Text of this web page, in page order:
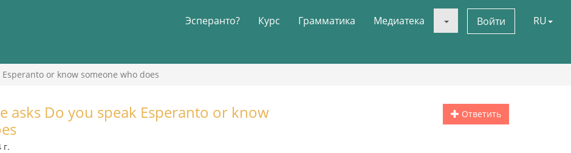
Эсперанто? Курс Грамматика Медиатека Войти RU
or know someone who does
Ответить
asks Do you speak Esperanto or know
г.